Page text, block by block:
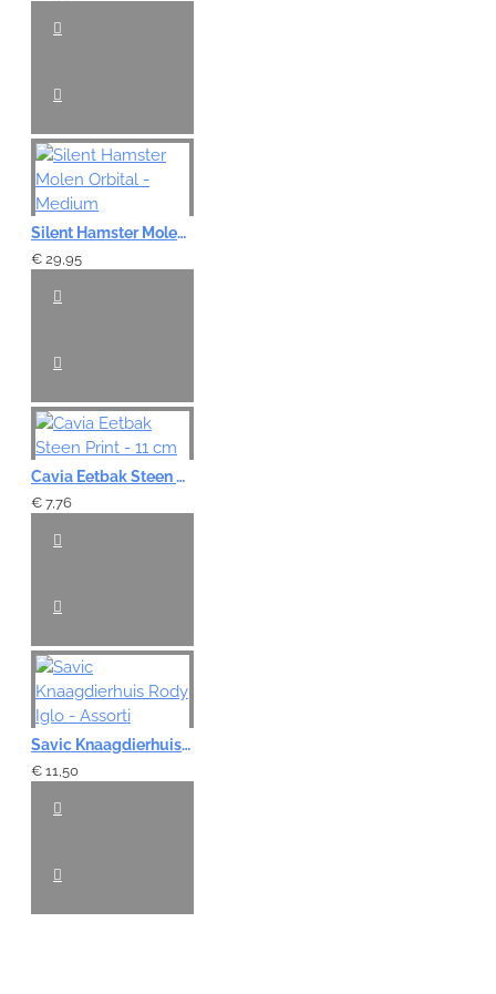
Silent Hamster Molen Orbital - Medium
€ 29,95
Cavia Eetbak Steen Print - 11 cm
€ 7,76
Savic Knaagdierhuis Rody Iglo - Assorti
€ 11,50